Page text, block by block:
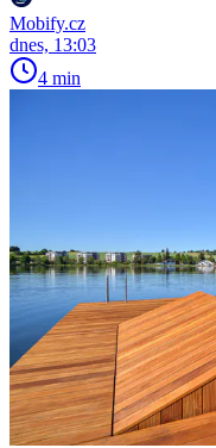
Mobify.cz
dnes, 13:03
4 min